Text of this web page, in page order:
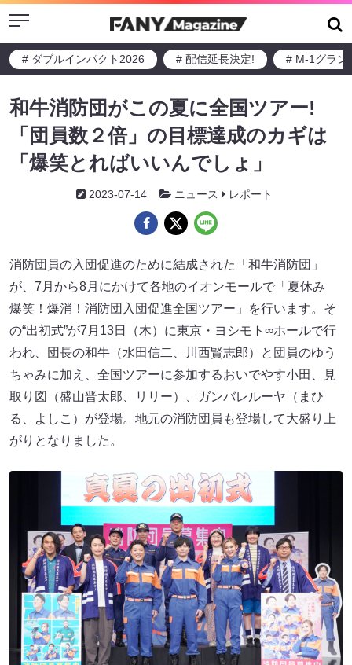
Menu
# ダブルインパクト2026 # 配信延長決定! # M-1グラン
和牛消防団がこの夏に全国ツアー!
「団員数２倍」の目標達成のカギは
「爆笑とればいいんでしょ」
2023-07-14 ニュース レポート
消防団員の入団促進のために結成された「和牛消防団」
が、7月から8月にかけて各地のイオンモールで「夏休み
爆笑！爆消！消防団入団促進全国ツアー」を行います。そ
の“出初式”が7月13日（木）に東京・ヨシモト∞ホールで行
われ、団長の和牛（水田信二、川西賢志郎）と団員のゆう
ちゃみに加え、全国ツアーに参加するおいでやす小田、見
取り図（盛山晋太郎、リリー）、ガンバレルーヤ（まひ
る、よしこ）が登場。地元の消防団員も登場して大盛り上
がりとなりました。